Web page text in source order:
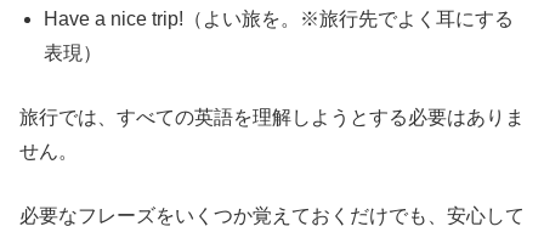
Have a nice trip!（よい旅を。※旅行先でよく耳にする
表現）
旅行では、すべての英語を理解しようとする必要はありま
せん。
必要なフレーズをいくつか覚えておくだけでも、安心して